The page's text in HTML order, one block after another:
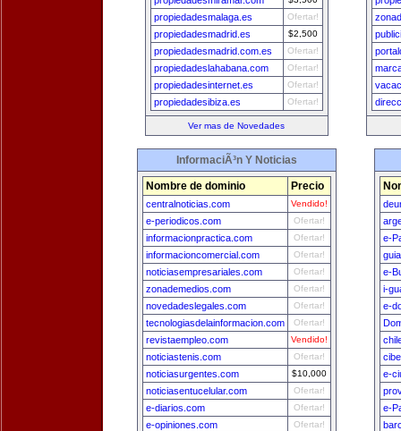
propiedadesmalaga.es Ofertar!
propiedadesmadrid.es $2,500
propiedadesmadrid.com.es Ofertar!
propiedadeslahabana.com Ofertar!
propiedadesinternet.es Ofertar!
propiedadesibiza.es Ofertar!
Ver mas de Novedades
InformaciÃ³n Y Noticias
Nombre de dominio Precio
centralnoticias.com Vendido!
e-periodicos.com Ofertar!
informacionpractica.com Ofertar!
informacioncomercial.com Ofertar!
noticiasempresariales.com Ofertar!
zonademedios.com Ofertar!
novedadeslegales.com Ofertar!
tecnologiasdelainformacion.com Ofertar!
revistaempleo.com Vendido!
noticiastenis.com Ofertar!
noticiasurgentes.com $10,000
noticiasentucelular.com Ofertar!
e-diarios.com Ofertar!
e-opiniones.com Ofertar!
e-
e-
i-
e-
e-
e-